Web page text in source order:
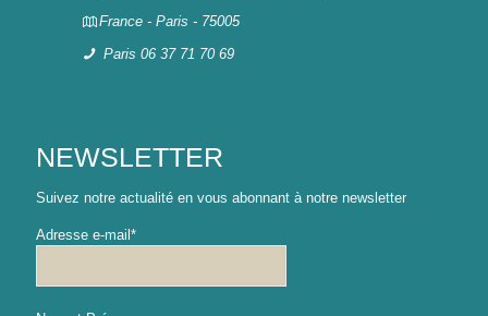
France - Paris - 75005
Paris 06 37 71 70 69
NEWSLETTER
Suivez notre actualité en vous abonnant à notre newsletter
Adresse e-mail*